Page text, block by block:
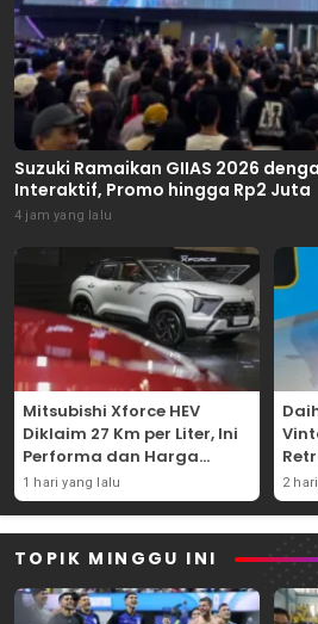
Suzuki Ramaikan GIIAS 2026
Interaktif, Promo hingga Rp2 Juta
4 jam yang lalu
Mitsubishi Xforce HEV
Diklaim 27 Km per Liter, Ini
Performa dan Harga
Terbarunya
1 hari yang lalu 2
TOPIK MINGGU INI